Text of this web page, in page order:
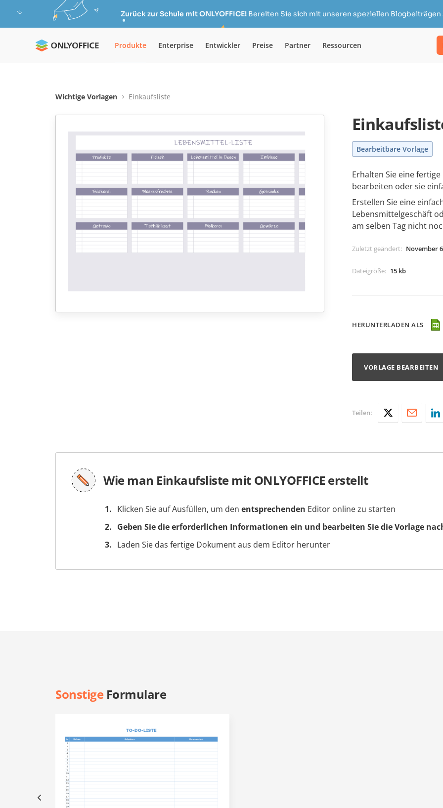
Zurück zur Schule mit ONLYOFFICE!Bereiten Sie sich mit unseren speziellen Blogbeiträgen
Produkte Enterprise Entwickler Preise Partner Ressourcen
Wichtige Vorlagen Einkaufsliste
Bearbeitbare Vorlage
Erhalten Sie eine
bearbeiten oder sie
Erstellen Sie eine
Lebensmittelgeschäft
am selben Tag nicht
Zuletzt geändert: November
Dateigröße: 15 kb
HERUNTERLADEN ALS
VORLAGE BEARBEITEN
Teilen:
Wie man Einkaufsliste mit ONLYOFFICE erstellt
Klicken Sie auf Ausfüllen, um den entsprechenden Editor online zu starten
Geben Sie die erforderlichen Informationen ein und bearbeiten Sie die Vorlage
Laden Sie das fertige Dokument aus dem Editor herunter
SonstigeFormulare